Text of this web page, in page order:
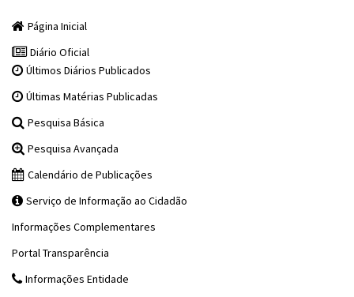
Página Inicial
Diário Oficial
Últimos Diários Publicados
Últimas Matérias Publicadas
Pesquisa Básica
Pesquisa Avançada
Calendário de Publicações
Serviço de Informação ao Cidadão
Informações Complementares
Portal Transparência
Informações Entidade